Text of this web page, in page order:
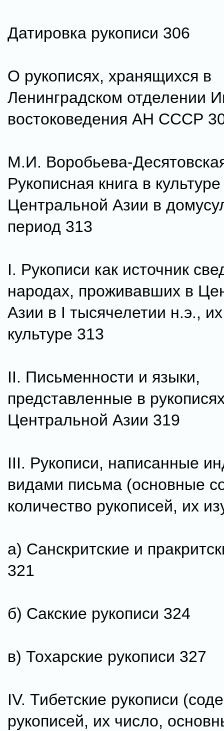
Датировка рукописи 306
О рукописях, хранящихся в
Ленинградском отделении
востоковедения АН СССР
М.И. Воробьева-
Рукописная книга в культуре
Центральной Азии в
период 313
I. Рукописи как источник
народах, проживавших в
Азии в I тысячелетии н.э.,
культуре 313
II. Письменности и языки,
представленные в
Центральной Азии 319
III. Рукописи, написанные
видами письма (основные
количество рукописей, их
а) Санскритские и
321
б) Сакские рукописи 324
в) Тохарские рукописи 327
IV. Тибетские рукописи
рукописей, их число,